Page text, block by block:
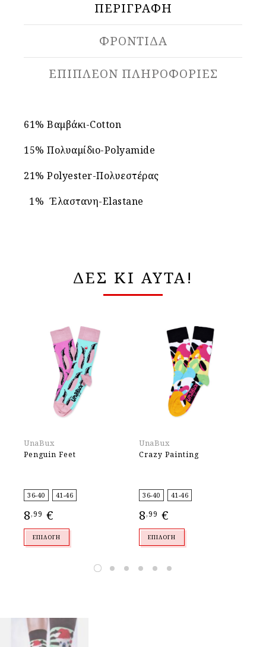
ΠΕΡΙΓΡΑΦΉ
ΦΡΟΝΤΙΔΑ
ΕΠΙΠΛΈΟΝ ΠΛΗΡΟΦΟΡΊΕΣ
61% Βαμβάκι-Cotton
15% Πολυαμίδιο-Polyamide
21% Polyester-Πολυεστέρας
1% Έλαστανη-Elastane
ΔΕΣ ΚΙ ΑΥΤΑ!
UnaBux
Penguin Feet
36-40 41-46
8,99 €
ΕΠΙΛΟΓΉ
UnaBux
Crazy Painting
36-40 41-46
8,99 €
ΕΠΙΛΟΓΉ